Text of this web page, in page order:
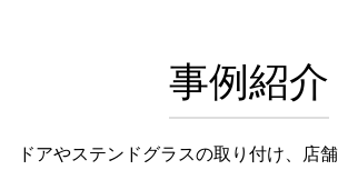
事例紹介
ドアやステンドグラスの取り付け、店